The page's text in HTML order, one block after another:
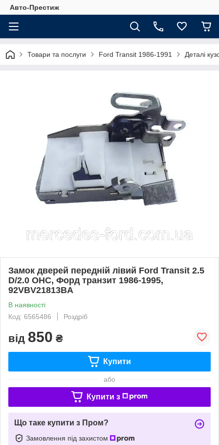
Авто-Престиж
Товари та послуги Ford Transit 1986-1991 Деталі
Замок дверей передній лівий Ford Transit 2.5
D/2.0 OHC, Форд транзит 1986-1995,
92VBV21813BA
В наявності
Код: 6565486
Роздріб
від 850 ₴
Купити
або
Купити з
Що таке купити з Пром?
Замовлення під захистом